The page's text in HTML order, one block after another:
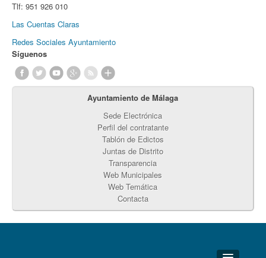
Tlf: 951 926 010
Las Cuentas Claras
Redes Sociales Ayuntamiento
Síguenos
Ayuntamiento de Málaga
Sede Electrónica
Perfil del contratante
Tablón de Edictos
Juntas de Distrito
Transparencia
Web Municipales
Web Temática
Contacta